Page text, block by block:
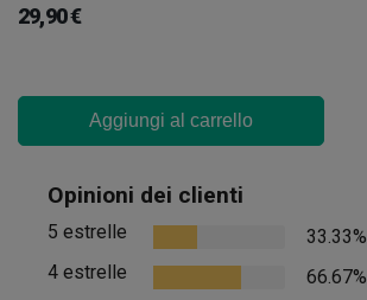
29,90 €
Aggiungi al carrello
Opinioni dei clienti
5 estrelle
33.33%
4 estrelle
66.67%